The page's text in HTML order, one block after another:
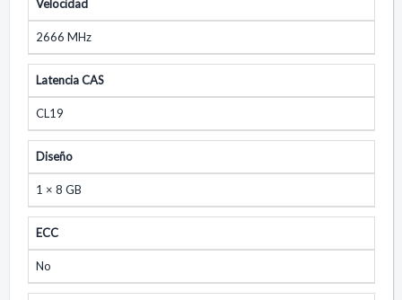
Velocidad
2666 MHz
Latencia CAS
CL19
Diseño
1 × 8 GB
ECC
No